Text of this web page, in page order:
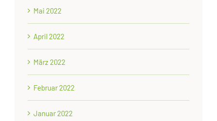
Mai 2022
April 2022
März 2022
Februar 2022
Januar 2022